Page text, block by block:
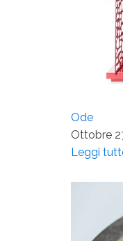
Ode
Ottobre
Leggi